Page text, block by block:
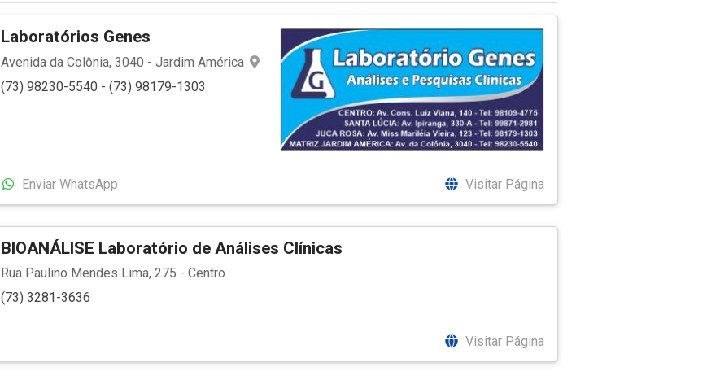
Laboratórios Genes
Avenida da Colônia, 3040 - Jardim América
(73) 98230-5540 - (73) 98179-1303
Enviar WhatsApp Visitar Página
BIOANÁLISE Laboratório de Análises Clínicas
Rua Paulino Mendes Lima, 275 - Centro
(73) 3281-3636
Visitar Página